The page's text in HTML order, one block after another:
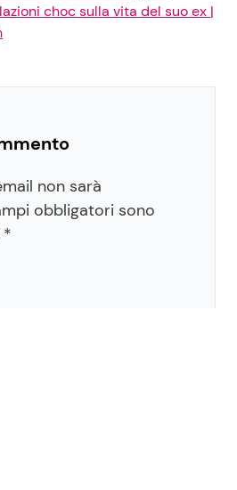
choc sulla vita del suo ex |
non sarà
obbligatori sono
*